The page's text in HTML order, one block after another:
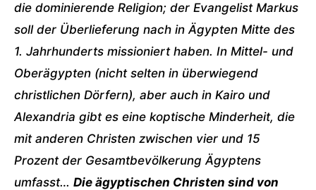
die dominierende Religion; der Evangelist Markus
soll der Überlieferung nach in Ägypten Mitte des
1. Jahrhunderts missioniert haben. In Mittel- und
Oberägypten (nicht selten in überwiegend
christlichen Dörfern), aber auch in Kairo und
Alexandria gibt es eine koptische Minderheit, die
mit anderen Christen zwischen vier und 15
Prozent der Gesamtbevölkerung Ägyptens
umfasst… Die ägyptischen Christen sind von